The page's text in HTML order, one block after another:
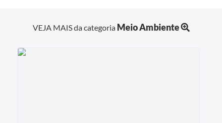
VEJA MAIS da categoria Meio Ambiente